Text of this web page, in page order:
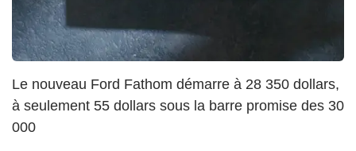
Le nouveau Ford Fathom démarre à 28 350 dollars,
à seulement 55 dollars sous la barre promise des 30
000